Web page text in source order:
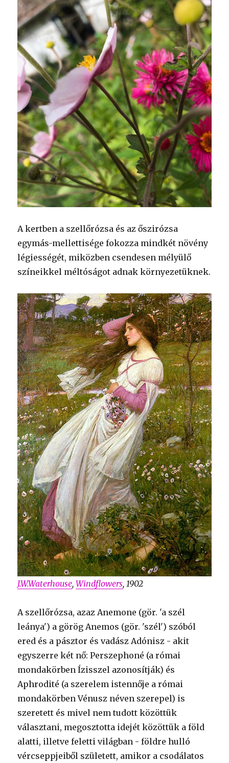
A kertben a szellőrózsa és az őszirózsa
egymás-mellettisége fokozza mindkét növény
légiességét, miközben csendesen mélyülő
színeikkel méltóságot adnak környezetüknek.
J.W.Waterhouse,Windflowers, 1902
A szellőrózsa, azaz Anemone (gör. 'a szél
leánya') a görög Anemos (gör. 'szél') szóból
ered és a pásztor és vadász Adónisz - akit
egyszerre két nő: Perszephoné (a római
mondakörben Ízisszel azonosítják) és
Aphrodité (a szerelem istennője a római
mondakörben Vénusz néven szerepel) is
szeretett és mivel nem tudott közöttük
választani, megosztotta idejét közöttük a föld
alatti, illetve feletti világban - földre hulló
vércseppjeiből született, amikor a csodálatos